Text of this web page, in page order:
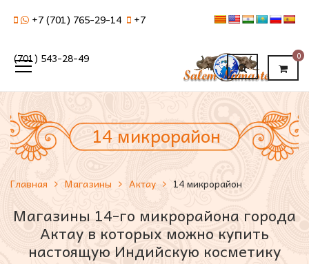
+7 (701) 765-29-14 +7
(701) 543-28-49 0
14 микрорайон
Главная Магазины Актау 14 микрорайон
Магазины 14-го микрорайона города
Актау в которых можно купить
настоящую Индийскую косметику